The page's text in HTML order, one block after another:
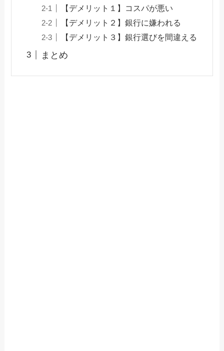
【デメリット１】コスパが悪い
【デメリット２】銀行に嫌われる
【デメリット３】銀行選びを間違える
まとめ